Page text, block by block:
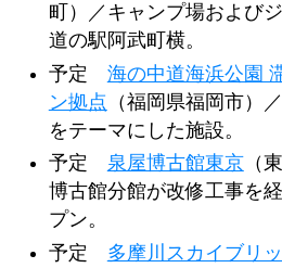
町）／キャンプ場および
道の駅阿武町横。
予定 海の中道海浜公園
ン拠点 （福岡県福岡市）
をテーマにした施設。
予定 泉屋博古館東京（
博古館分館が改修工事を
プン。
予定 多摩川スカイブリ